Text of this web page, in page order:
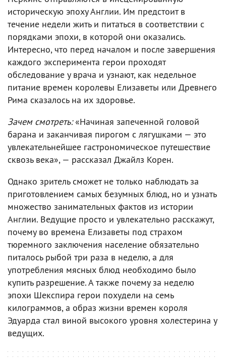
историческую эпоху Англии. Им предстоит в
течение недели жить и питаться в соответствии с
порядками эпохи, в которой они оказались.
Интересно, что перед началом и после завершения
каждого эксперимента герои проходят
обследование у врача и узнают, как недельное
питание времен королевы Елизаветы или Древнего
Рима сказалось на их здоровье.
Зачем смотреть:«Начиная запеченной головой
барана и заканчивая пирогом с лягушками — это
увлекательнейшее гастрономическое путешествие
сквозь века», — рассказал Джайлз Корен.
Однако зритель сможет не только наблюдать за
приготовлением самых безумных блюд, но и узнать
множество занимательных фактов из истории
Англии. Ведущие просто и увлекательно расскажут,
почему во времена Елизаветы под страхом
тюремного заключения население обязательно
питалось рыбой три раза в неделю, а для
употребления мясных блюд необходимо было
купить разрешение. А также почему за неделю
эпохи Шекспира герои похудели на семь
килограммов, а образ жизни времен короля
Эдуарда стал виной высокого уровня холестерина у
ведущих.